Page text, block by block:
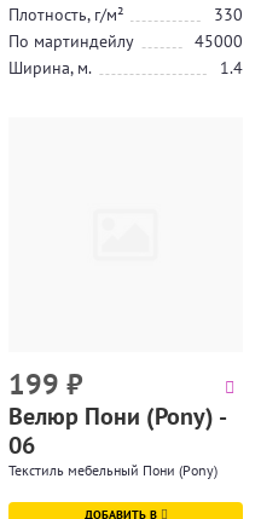
Плотность, г/м²
330
По мартиндейлу
45000
Ширина, м.
1.4
199 ₽
Велюр Пони (Pony) -
06
Текстиль мебельный Пони (Pony)
ДОБАВИТЬ В